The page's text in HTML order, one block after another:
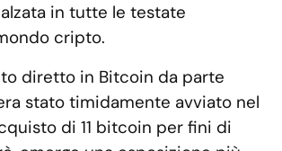
in tutte le testate
cripto.
diretto in Bitcoin da parte
stato timidamente avviato nel
di 11 bitcoin per fini di